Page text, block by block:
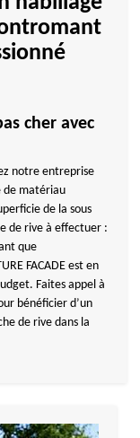
cher avec
notre entreprise
de matériau
de la sous
de rive à effectuer :
que
FACADE est en
Faites appel à
bénéficier d’un
de rive dans la